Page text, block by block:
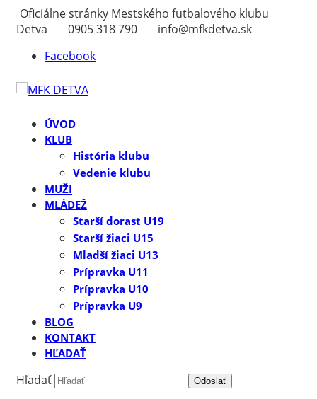
Oficiálne stránky Mestského futbalového klubu
Detva
0905 318 790
info@mfkdetva.sk
Facebook
ÚVOD
KLUB
História klubu
Vedenie klubu
MUŽI
MLÁDEŽ
Starší dorast U19
Starší žiaci U15
Mladší žiaci U13
Prípravka U11
Prípravka U10
Prípravka U9
BLOG
KONTAKT
HĽADAŤ
Hľadať Odoslať